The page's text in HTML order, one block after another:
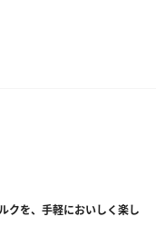
クを、手軽においしく楽し